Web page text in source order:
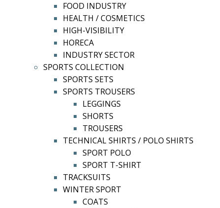
FOOD INDUSTRY
HEALTH / COSMETICS
HIGH-VISIBILITY
HORECA
INDUSTRY SECTOR
SPORTS COLLECTION
SPORTS SETS
SPORTS TROUSERS
LEGGINGS
SHORTS
TROUSERS
TECHNICAL SHIRTS / POLO SHIRTS
SPORT POLO
SPORT T-SHIRT
TRACKSUITS
WINTER SPORT
COATS